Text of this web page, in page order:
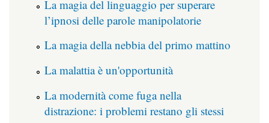
La magia del linguaggio per superare
l’ipnosi delle parole manipolatorie
La magia della nebbia del primo mattino
La malattia è un'opportunità
La modernità come fuga nella
distrazione: i problemi restano gli stessi